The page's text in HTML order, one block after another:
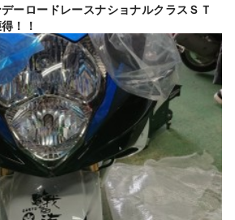
ーロードレースナショナルクラスＳＴ
！！